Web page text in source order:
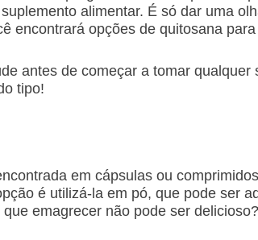
alimentar. É só dar uma
encontrará opções de quitosana
antes de começar a tomar qualquer
tipo!
em cápsulas ou
é utilizá-la em pó, que pode ser
emagrecer não pode ser delicioso?